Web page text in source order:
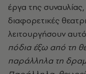
έργα της
διαφορετικές
λειτουργήσουν
πόδια έξω από τη
παράλληλα τη